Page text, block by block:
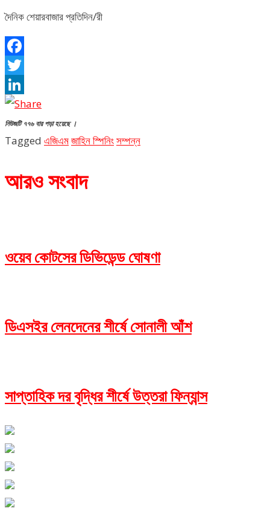
দৈনিক শেয়ারবাজার প্রতিদিন/রী
Facebook
Twitter
LinkedIn
নিউজটি ৭৭৬ বার পড়া হয়েছে ।
Tagged এজিএমজাহিন স্পিনিংসম্পন্ন
আরও সংবাদ
ওয়েব কোটসের ডিভিডেন্ড ঘোষণা
ডিএসইর লেনদেনের শীর্ষে সোনালী আঁশ
সাপ্তাহিক দর বৃদ্ধির শীর্ষে উত্তরা ফিন্যান্স